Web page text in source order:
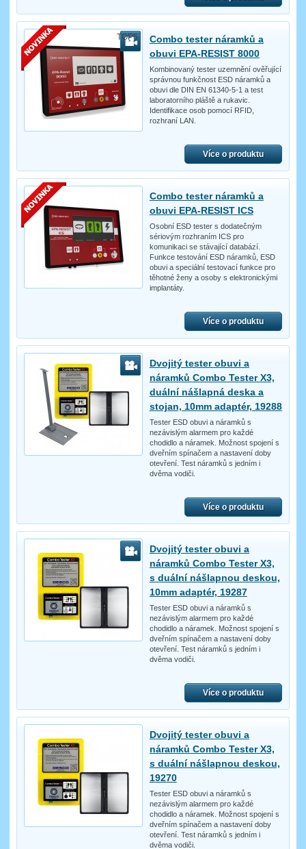
TOP5
Combo tester náramků a
obuvi EPA-RESIST 8000
Kombinovaný tester uzemnění ověřující
správnou funkčnost ESD náramků a
obuvi dle DIN EN 61340-5-1 a test
laboratorního pláště a rukavic.
Identifikace osob pomocí RFID,
rozhraní LAN.
Více o produktu
Combo tester náramků a
obuvi EPA-RESIST ICS
Osobní ESD tester s dodatečným
sériovým rozhraním ICS pro
komunikaci se stávající databází.
Funkce testování ESD náramků, ESD
obuvi a speciální testovací funkce pro
těhotné ženy a osoby s elektronickými
implantáty.
Více o produktu
Dvojitý tester obuvi a
náramků Combo Tester X3,
duální nášlapná deska a
stojan, 10mm adaptér, 19288
Tester ESD obuvi a náramků s
nezávislým alarmem pro každé
chodidlo a náramek. Možnost spojení s
dveřním spínačem a nastavení doby
otevření. Test náramků s jedním i
dvěma vodiči.
Více o produktu
Dvojitý tester obuvi a
náramků Combo Tester X3,
s duální nášlapnou deskou,
10mm adaptér, 19287
Tester ESD obuvi a náramků s
nezávislým alarmem pro každé
chodidlo a náramek. Možnost spojení s
dveřním spínačem a nastavení doby
otevření. Test náramků s jedním i
dvěma vodiči.
Více o produktu
Dvojitý tester obuvi a
náramků Combo Tester X3,
s duální nášlapnou deskou,
19270
Tester ESD obuvi a náramků s
nezávislým alarmem pro každé
chodidlo a náramek. Možnost spojení s
dveřním spínačem a nastavení doby
otevření. Test náramků s jedním i
dvěma vodiči.